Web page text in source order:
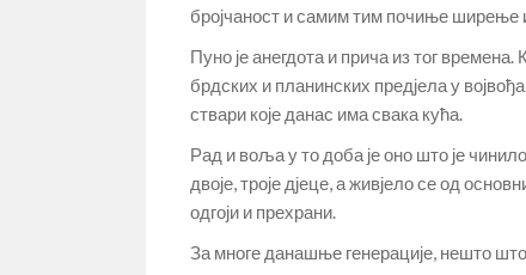
бројчаност и самим тим почиње ширење
Пуно је анегдота и прича из тог
брдских и планинских предјела у
ствари које данас има свака кућа.
Рад и воља у то доба је оно што је
двоје, троје дјеце, а живјело се од
одгоји и прехрани.
За многе данашње генерације, нешто